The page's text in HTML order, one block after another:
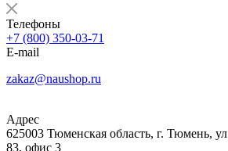
Телефоны
+7 (800) 350-03-71
E-mail
zakaz@naushop.ru
Адрес
625003 Тюменская область, г. Тюмень,
83, офис 3